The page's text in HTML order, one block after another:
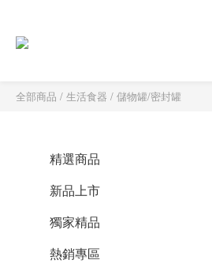
全部商品 / 生活食器 / 儲物罐/密封罐
精選商品
新品上市
獨家精品
熱銷專區